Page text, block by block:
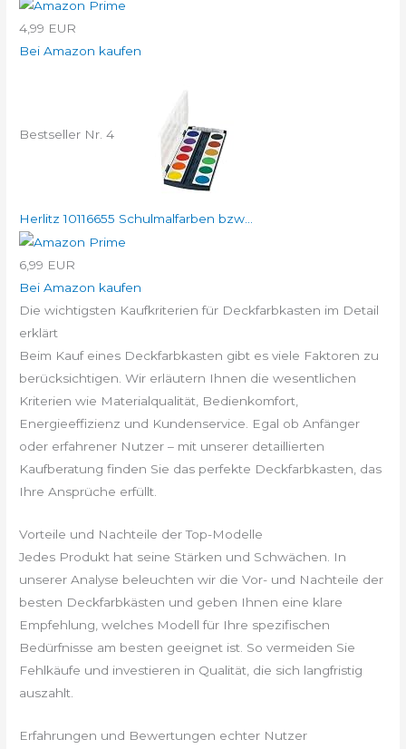
4,99 EUR
Bei Amazon kaufen
Bestseller Nr. 4
Herlitz 10116655 Schulmalfarben bzw...
6,99 EUR
Bei Amazon kaufen
Die wichtigsten Kaufkriterien für Deckfarbkasten im Detail
erklärt
Beim Kauf eines Deckfarbkasten gibt es viele Faktoren zu
berücksichtigen. Wir erläutern Ihnen die wesentlichen
Kriterien wie Materialqualität, Bedienkomfort,
Energieeffizienz und Kundenservice. Egal ob Anfänger
oder erfahrener Nutzer – mit unserer detaillierten
Kaufberatung finden Sie das perfekte Deckfarbkasten, das
Ihre Ansprüche erfüllt.
Vorteile und Nachteile der Top-Modelle
Jedes Produkt hat seine Stärken und Schwächen. In
unserer Analyse beleuchten wir die Vor- und Nachteile der
besten Deckfarbkästen und geben Ihnen eine klare
Empfehlung, welches Modell für Ihre spezifischen
Bedürfnisse am besten geeignet ist. So vermeiden Sie
Fehlkäufe und investieren in Qualität, die sich langfristig
auszahlt.
Erfahrungen und Bewertungen echter Nutzer